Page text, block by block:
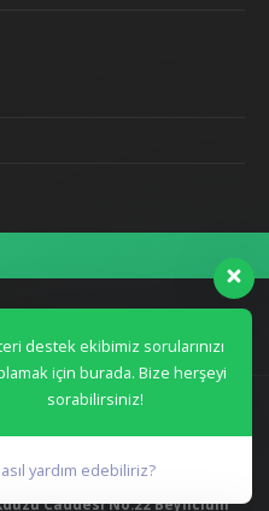
Blog İletişim
Caddesi No:22 Beylicium
destek ekibimiz sorularınızı
için burada. Bize herşeyi
sorabilirsiniz!
yardım edebiliriz?